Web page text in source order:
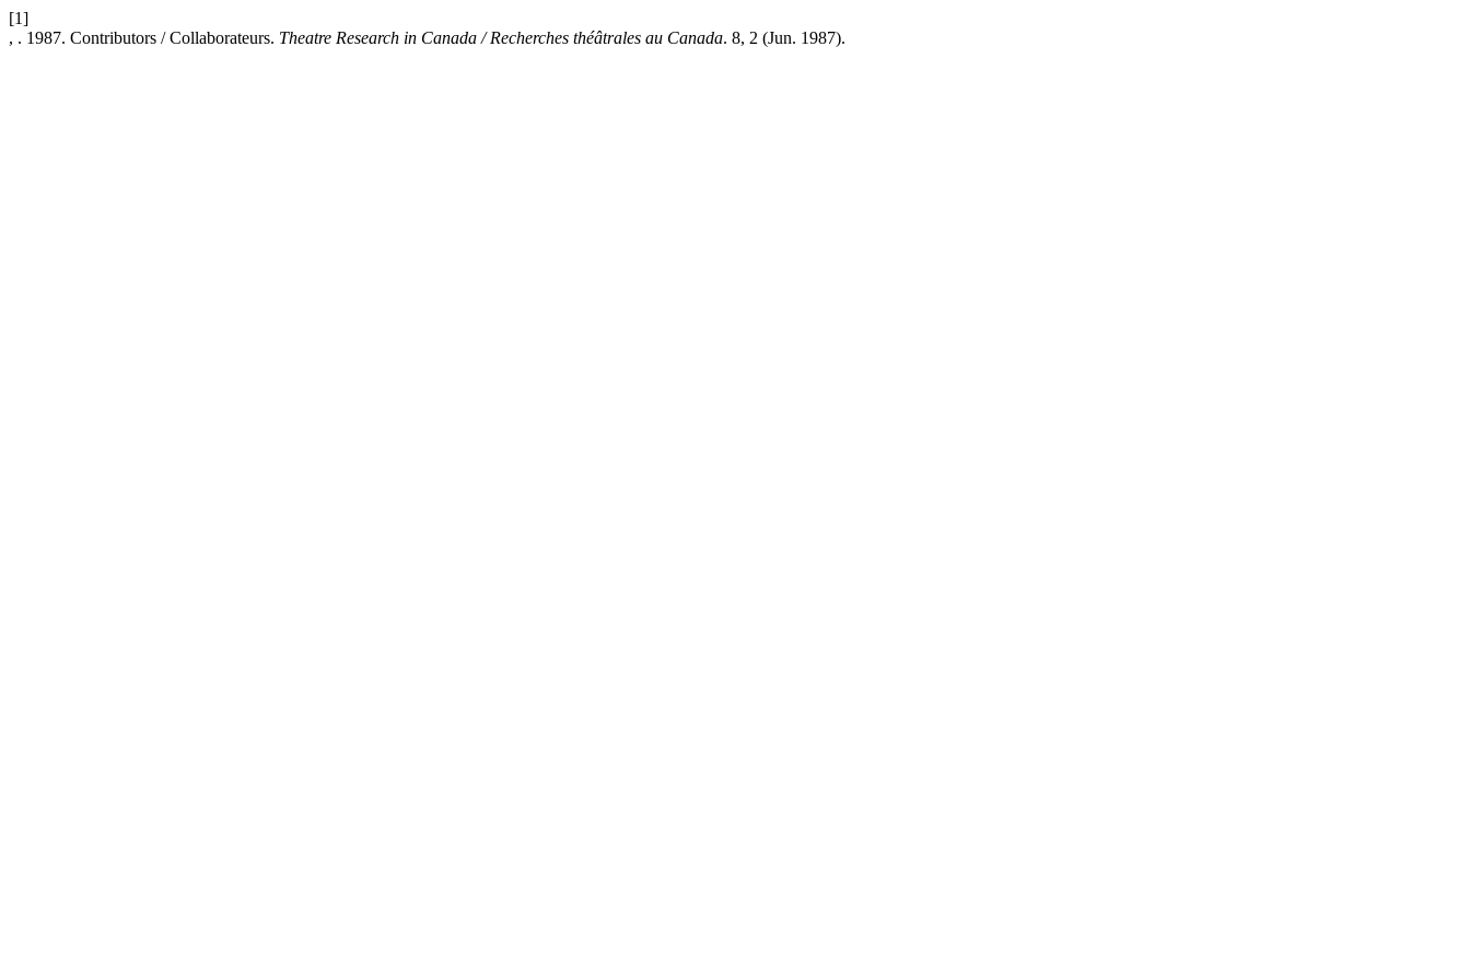
[1]
, . 1987. Contributors / Collaborateurs. Theatre Research in Canada / Recherches théâtrales au Canada. 8, 2 (Jun. 1987).